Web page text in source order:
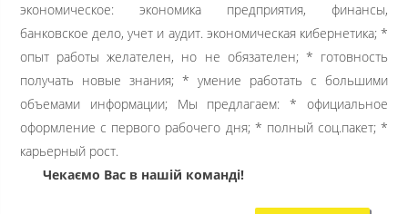
экономическое: экономика предприятия, финансы,
банковское дело, учет и аудит. экономическая кибернетика; *
опыт работы желателен, но не обязателен; * готовность
получать новые знания; * умение работать с большими
объемами информации; Мы предлагаем: * официальное
оформление с первого рабочего дня; * полный соц.пакет; *
карьерный рост.
Чекаємо Вас в нашій команді!